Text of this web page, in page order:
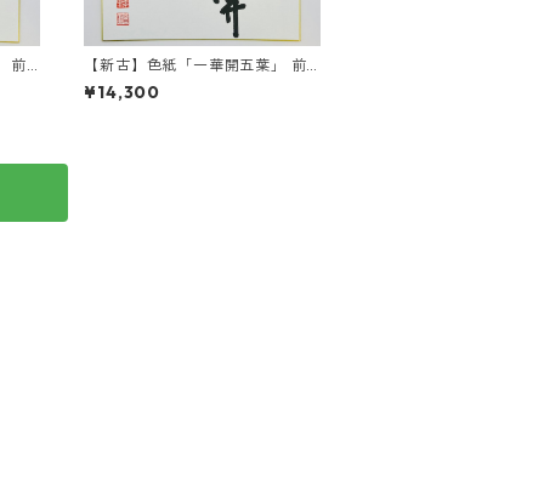
前
【新古】色紙「一華開五葉」 前
田昌道師 自筆 たとう紙入
¥14,300